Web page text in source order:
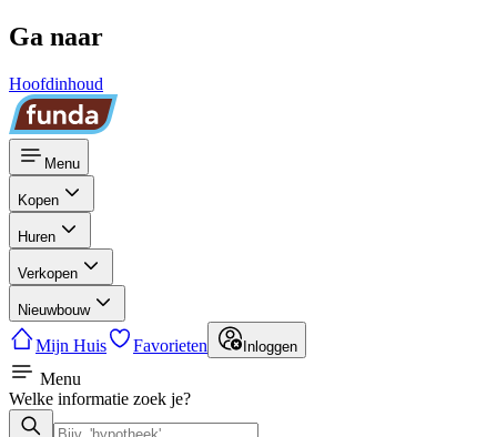
Ga naar
Hoofdinhoud
Menu
Kopen
Huren
Verkopen
Nieuwbouw
Mijn Huis Favorieten Inloggen
Menu
Welke informatie zoek je?